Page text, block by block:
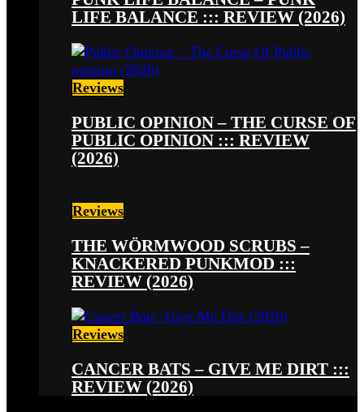
LIFE BALANCE ::: REVIEW (2026)
Reviews
PUBLIC OPINION – THE CURSE OF
PUBLIC OPINION ::: REVIEW
(2026)
Reviews
THE WÖRMWOOD SCRUBS –
KNACKERED PUNKMOD :::
REVIEW (2026)
Reviews
CANCER BATS – GIVE ME DIRT :::
REVIEW (2026)